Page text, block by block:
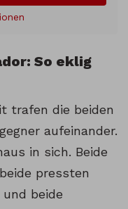
So eklig
trafen die beiden
aufeinander.
in sich. Beide
pressten
beide